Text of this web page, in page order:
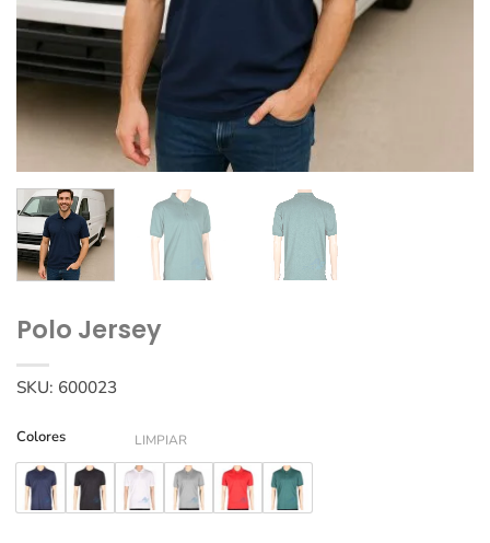
Polo Jersey
SKU: 600023
Colores LIMPIAR